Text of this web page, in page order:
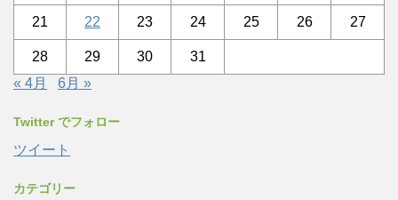
21 22 23 24 25 26 27
28 29 30
31
« 4月
6月 »
Twitter でフォロー
ツイート
カテゴリー